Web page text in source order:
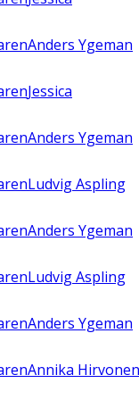
Anders Ygeman
Jessica
Anders Ygeman
Ludvig Aspling
Anders Ygeman
Ludvig Aspling
Anders Ygeman
Annika Hirvonen